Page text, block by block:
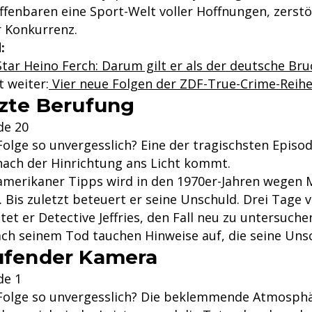
eine Sport-Welt voller Hoffnungen,
Heino Ferch: Darum gilt er als der deutsche
weiter: Vier neue Folgen der ZDF-True-Crime-
Berufung
20
so unvergesslich? Eine der tragischsten
der Hinrichtung ans Licht kommt.
Tipps wird in den 1970er-Jahren wegen
zuletzt beteuert er seine Unschuld. Drei Tage
er Detective Jeffries, den Fall neu zu
seinem Tod tauchen Hinweise auf, die seine
Kamera
1
so unvergesslich? Die beklemmende